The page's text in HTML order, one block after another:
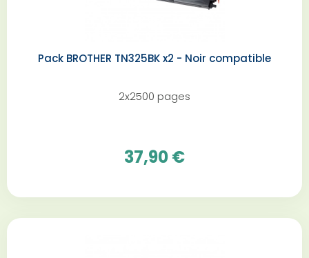
Pack BROTHER TN325BK x2 - Noir compatible
2x2500 pages
37,90 €